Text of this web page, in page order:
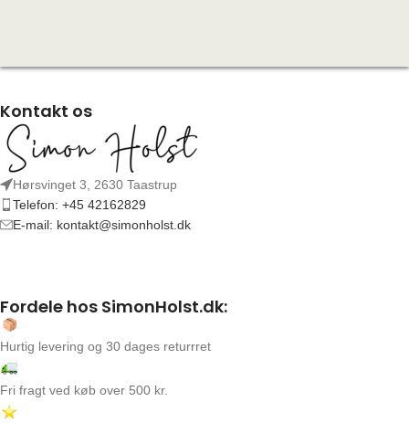
Kontakt os
Hørsvinget 3, 2630 Taastrup
Telefon: +45 42162829
E-mail: kontakt@simonholst.dk
Fordele hos SimonHolst.dk:
Hurtig levering og 30 dages returrret
Fri fragt ved køb over 500 kr.